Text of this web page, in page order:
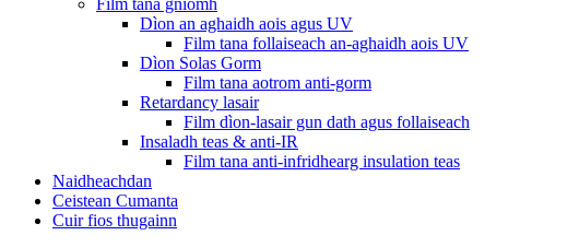
Film tana gnìomh
Dìon an aghaidh aois agus UV
Film tana follaiseach an-aghaidh aois UV
Dìon Solas Gorm
Film tana aotrom anti-gorm
Retardancy lasair
Film dìon-lasair gun dath agus follaiseach
Insaladh teas & anti-IR
Film tana anti-infridhearg insulation teas
Naidheachdan
Ceistean Cumanta
Cuir fios thugainn